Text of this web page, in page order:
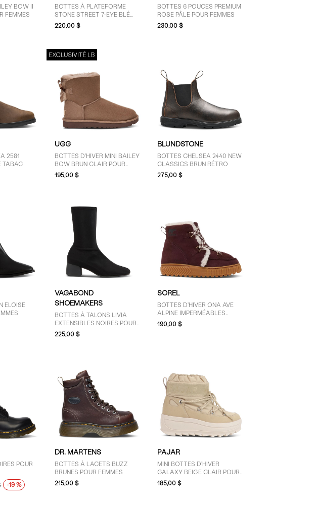
BOW II
FEMMES
BOTTES À PLATEFORME
STONE STREET 7-EYE BLÉ
POUR FEMMES
220,00 $
BOTTES 6 POUCES PREMIUM
ROSE PÂLE POUR FEMMES
230,00 $
2581
TABAC
UGG
BOTTES D'HIVER MINI BAILEY
BOW BRUN CLAIR POUR
FEMMES
195,00 $
BLUNDSTONE
BOTTES CHELSEA 2440 NEW
CLASSICS BRUN RÉTRO
275,00 $
ELOISE
VAGABOND
SHOEMAKERS
BOTTES À TALONS LIVIA
EXTENSIBLES NOIRES POUR
FEMMES
225,00 $
SOREL
BOTTES D'HIVER ONA AVE
ALPINE IMPERMÉABLES
BOURGOGNE POUR FEMMES
190,00 $
POUR
-19 %
DR. MARTENS
BOTTES À LACETS BUZZ
BRUNES POUR FEMMES
215,00 $
PAJAR
MINI BOTTES D'HIVER
GALAXY BEIGE CLAIR POUR
FEMMES
185,00 $